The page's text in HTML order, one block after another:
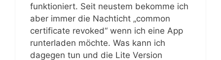
funktioniert. Seit neustem bekomme ich
aber immer die Nachticht „common
certificate revoked“ wenn ich eine App
runterladen möchte. Was kann ich
dagegen tun und die Lite Version